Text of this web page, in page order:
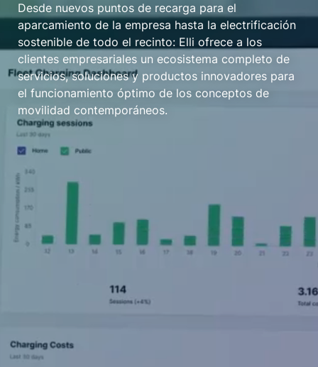
Desde nuevos puntos de recarga para el
aparcamiento de la empresa hasta la electrificación
sostenible de todo el recinto: Elli ofrece a los
clientes empresariales un ecosistema completo de
servicios, soluciones y productos innovadores para
el funcionamiento óptimo de los conceptos de
movilidad contemporáneos.